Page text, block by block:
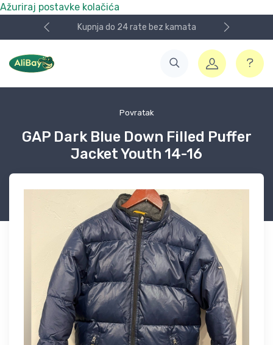
Ažuriraj postavke kolačića
Kupnja do 24 rate bez kamata
Povratak
GAP Dark Blue Down Filled Puffer
Jacket Youth 14-16